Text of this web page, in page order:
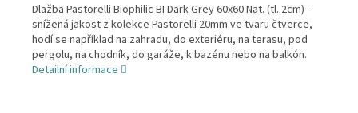
Dlažba Pastorelli Biophilic BI Dark Grey 60x60 Nat. (tl. 2cm) -
snížená jakost z kolekce Pastorelli 20mm ve tvaru čtverce,
hodí se například na zahradu, do exteriéru, na terasu, pod
pergolu, na chodník, do garáže, k bazénu nebo na balkón.
Detailní informace